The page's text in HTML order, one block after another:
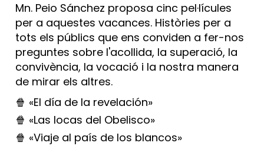
Mn. Peio Sánchez proposa cinc pel·lícules
per a aquestes vacances. Històries per a
tots els públics que ens conviden a fer-nos
preguntes sobre l'acollida, la superació, la
convivència, la vocació i la nostra manera
de mirar els altres.
🍿 «El día de la revelación»
🍿 «Las locas del Obelisco»
🍿 «Viaje al país de los blancos»